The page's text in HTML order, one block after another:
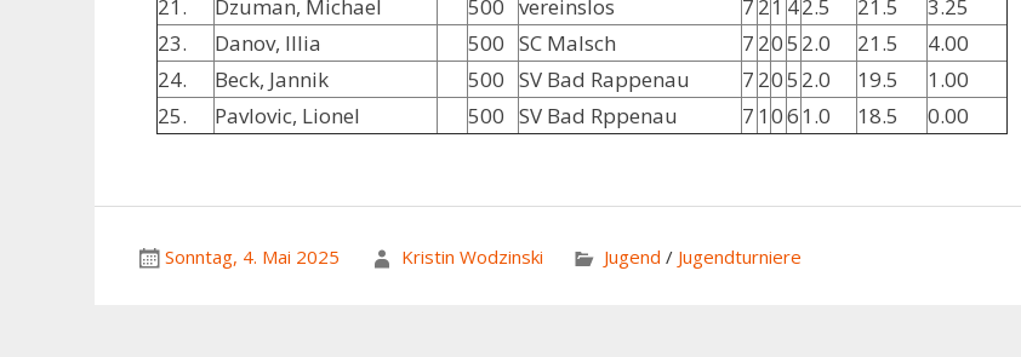
21.
Dzuman, Michael 500 vereinslos 7 21 42.5 21.5
3.25
23.
Danov, Illia 500 SC Malsch 7 205 2.0 21.5
4.00
24.
Beck, Jannik 500 SV Bad Rappenau 7 205 2.0 19.5
1.00
25.
Pavlovic, Lionel 500 SV Bad Rppenau 7 1061.0 18.5 0.00
Sonntag, 4. Mai 2025 Kristin Wodzinski Jugend / Jugendturniere